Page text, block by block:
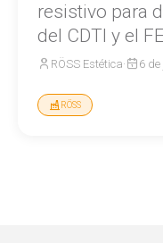
resistivo para
del CDTI y el
RÖSS Estética· 6
RÖSS